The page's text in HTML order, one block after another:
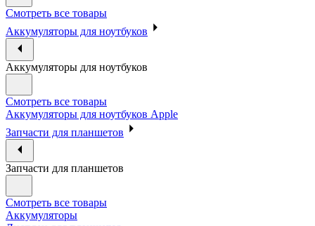
Смотреть все товары
Аккумуляторы для ноутбуков
Аккумуляторы для ноутбуков
Смотреть все товары
Аккумуляторы для ноутбуков Apple
Запчасти для планшетов
Запчасти для планшетов
Смотреть все товары
Аккумуляторы